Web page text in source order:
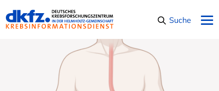
Suche